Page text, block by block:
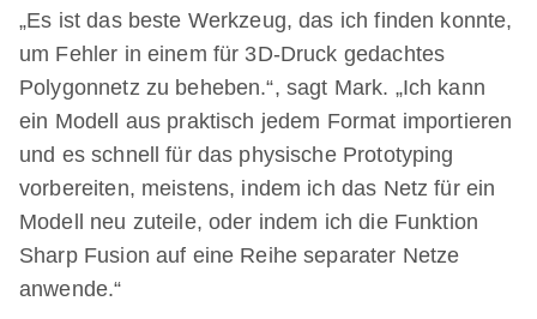
„Es ist das beste Werkzeug, das ich finden konnte,
um Fehler in einem für 3D-Druck gedachtes
Polygonnetz zu beheben.“, sagt Mark. „Ich kann
ein Modell aus praktisch jedem Format importieren
und es schnell für das physische Prototyping
vorbereiten, meistens, indem ich das Netz für ein
Modell neu zuteile, oder indem ich die Funktion
Sharp Fusion auf eine Reihe separater Netze
anwende.“